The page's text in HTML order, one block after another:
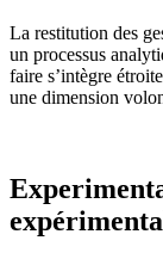
La restitution des
un processus
faire s’intègre
une dimension